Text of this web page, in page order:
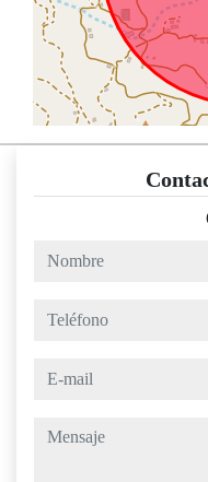
nombre
teléfono
e-mail
mensaje